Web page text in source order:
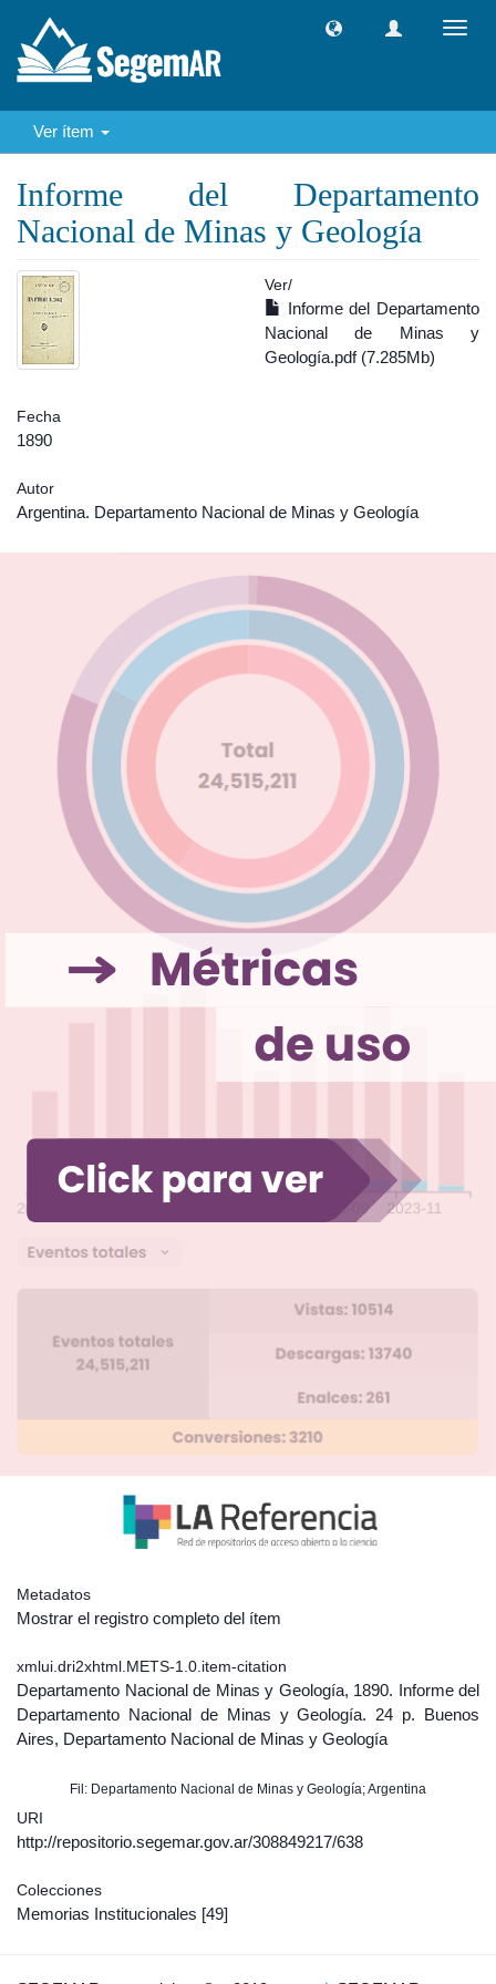
Ver ítem
Informe del Departamento
Nacional de Minas y Geología
Ver/
Informe del Departamento
Nacional de Minas y
Geología.pdf (7.285Mb)
Fecha
1890
Autor
Argentina. Departamento Nacional de Minas y Geología
Metadatos
Mostrar el registro completo del ítem
xmlui.dri2xhtml.METS-1.0.item-citation
Departamento Nacional de Minas y Geología, 1890. Informe del
Departamento Nacional de Minas y Geología. 24 p. Buenos
Aires, Departamento Nacional de Minas y Geología
Fil: Departamento Nacional de Minas y Geología; Argentina
URI
http://repositorio.segemar.gov.ar/308849217/638
Colecciones
Memorias Institucionales [49]